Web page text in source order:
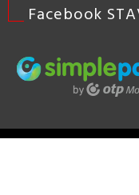
Facebook